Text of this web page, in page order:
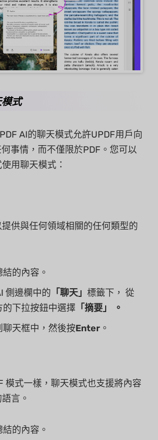
式
AI的聊天模式允許UPDF用戶向
事情，而不僅限於PDF。您可以
用聊天模式：
供與任何領域相關的任何類型的
的內容。
側邊欄中的 「聊天」 標籤下， 從
的下拉按鈕中選擇 「摘要」 。
聊天框中，然後按Enter 。
模式一樣，聊天模式也支援將內容
言。
的內容。